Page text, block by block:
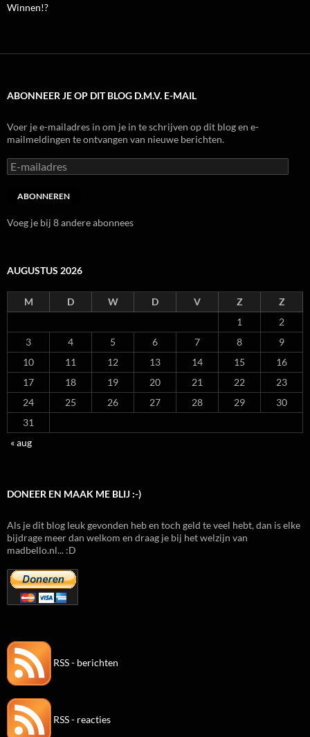
Winnen!?
ABONNEER JE OP DIT BLOG D.M.V. E-MAIL
Voer je e-mailadres in om je in te schrijven op dit blog en e-
mailmeldingen te ontvangen van nieuwe berichten.
E-
mailadres
ABONNEREN
Voeg je bij 8 andere abonnees
AUGUSTUS 2026
M D W D V Z
Z
1
2
3
4 5 6 7 8
9
10
11 12 13 14 15
16
17
18 19 20 21 22
23
24
25 26 27 28 29
30
31
« aug
DONEER EN MAAK ME BLIJ :-)
Als je dit blog leuk gevonden heb en toch geld te veel hebt, dan is elke
bijdrage meer dan welkom en draag je bij het welzijn van
madbello.nl... :D
RSS - berichten
RSS - reacties